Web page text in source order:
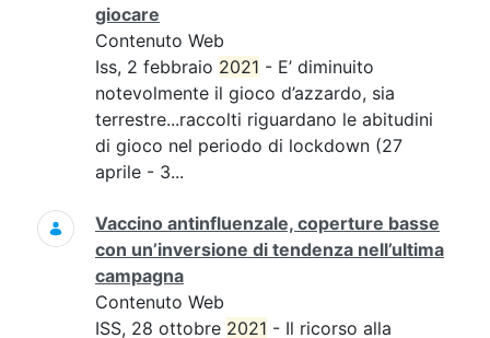
giocare
Contenuto Web
Iss, 2 febbraio 2021 - E’ diminuito
notevolmente il gioco d’azzardo, sia
terrestre...raccolti riguardano le abitudini
di gioco nel periodo di lockdown (27
aprile - 3...
Vaccino antinfluenzale, coperture basse
con un’inversione di tendenza nell’ultima
campagna
Contenuto Web
ISS, 28 ottobre 2021 - Il ricorso alla